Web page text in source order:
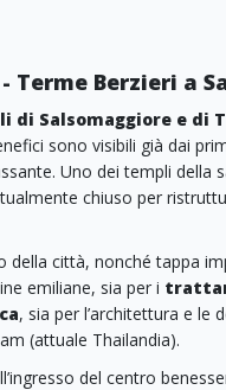
Terme Berzieri a
di Salsomaggiore e di
sono visibili già dai
Uno dei templi della
chiuso per
della città, nonché tappa
emiliane, sia per i
, sia per l’architettura e le
(attuale Thailandia).
del centro